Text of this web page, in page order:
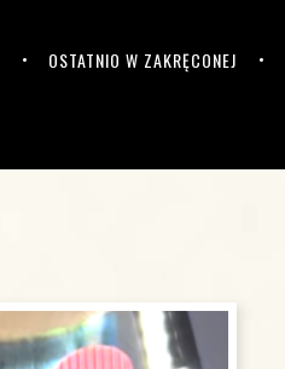
OSTATNIO W ZAKRĘCONEJ